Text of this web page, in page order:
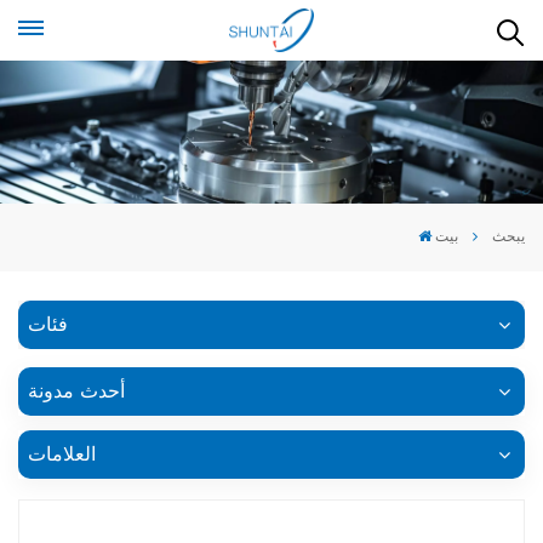
بيت يبحث
فئات
أحدث مدونة
العلامات